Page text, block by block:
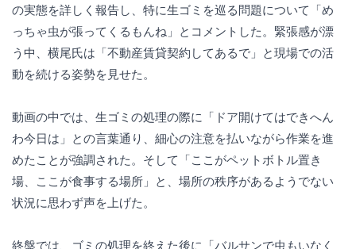
の実態を詳しく報告し、特に生ゴミを巡る問題について「め
っちゃ虫が張ってくるもんね」とコメントした。緊張感が漂
う中、横尾氏は「不動産賃貸契約してあるで」と現場での活
動を続ける姿勢を見せた。
動画の中では、生ゴミの処理の際に「ドア開けてはできへん
わ今日は」との言葉通り、細心の注意を払いながら作業を進
めたことが強調された。そして「ここがペットボトル置き
場、ここが食事する場所」と、場所の秩序があるようでない
状況に思わず声を上げた。
終盤では、ゴミの処理を終えた後に「バルサンで虫もいなく